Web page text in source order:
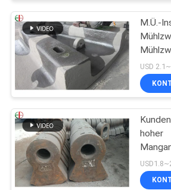
M.Ü.-
Ersatz
USD
hoher